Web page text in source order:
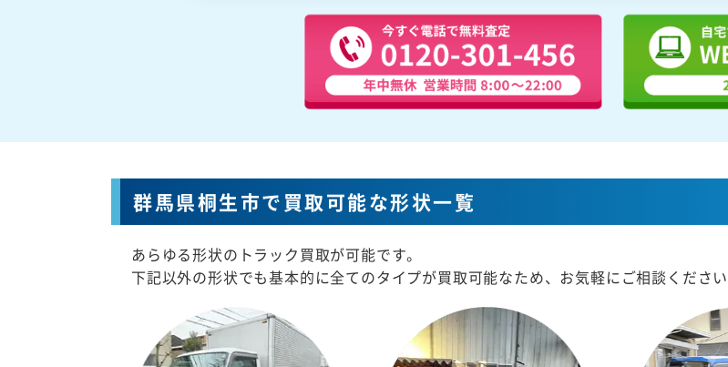
群馬県桐生市で買取可能な形状一覧
あらゆる形状のトラック買取が可能です。
下記以外の形状でも基本的に全てのタイプが買取可能なため、お気軽にご相談ください